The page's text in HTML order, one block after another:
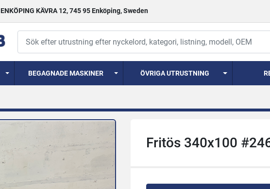
ENKÖPING KÄVRA 12, 745 95 Enköping, Sweden
BEGAGNADE MASKINER ÖVRIGA UTRUSTNING
Fritös 340x100